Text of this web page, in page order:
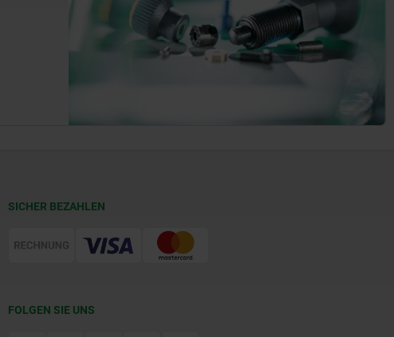
SICHER BEZAHLEN
FOLGEN SIE UNS